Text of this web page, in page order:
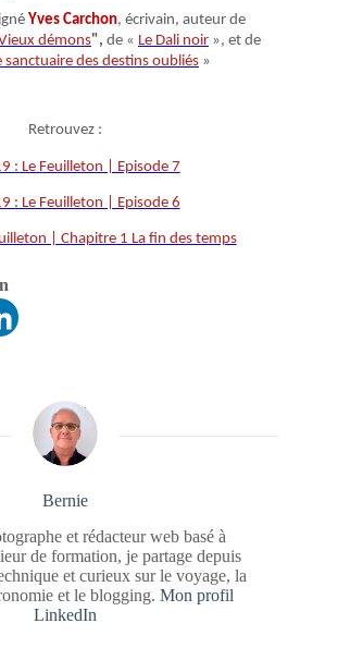
Yves Carchon, écrivain, auteur de
démons", de « Le Dali noir », et de
sanctuaire des destins oubliés »
Retrouvez :
: Le Feuilleton | Episode 7
: Le Feuilleton | Episode 6
| Chapitre 1 La fin des temps
Bernie
et rédacteur web basé à
de formation, je partage depuis
et curieux sur le voyage, la
et le blogging. Mon profil
LinkedIn